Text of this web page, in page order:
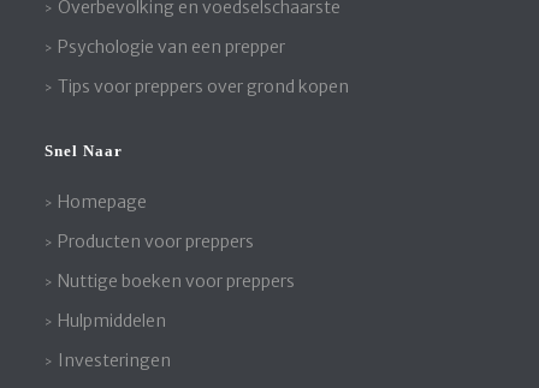
Overbevolking en voedselschaarste
Psychologie van een prepper
Tips voor preppers over grond kopen
Snel Naar
Homepage
Producten voor preppers
Nuttige boeken voor preppers
Hulpmiddelen
Investeringen